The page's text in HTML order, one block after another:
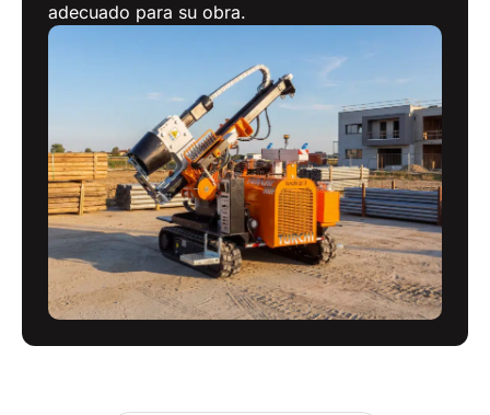
adecuado para su obra.